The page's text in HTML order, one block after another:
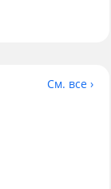
См. все ›